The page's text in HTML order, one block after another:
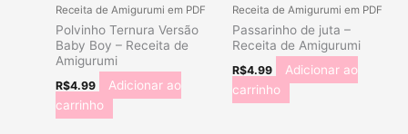
Receita de Amigurumi em PDF
Polvinho Ternura Versão
Baby Boy – Receita de
Amigurumi
R$4.99
Adicionar ao
carrinho
Receita de Amigurumi em PDF
Passarinho de juta –
Receita de Amigurumi
R$4.99
Adicionar ao
carrinho